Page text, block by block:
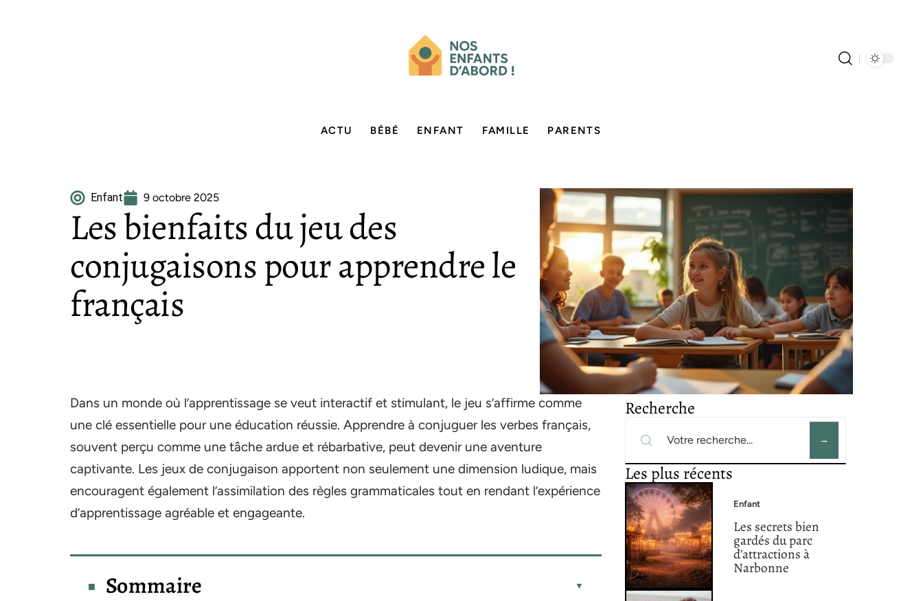
ACTU BÉBÉ ENFANT FAMILLE PARENTS
Enfant 9 octobre 2025
Les bienfaits du jeu des
conjugaisons pour apprendre le
français
Dans un monde où l’apprentissage se veut interactif et stimulant, le jeu s’affirme comme
une clé essentielle pour une éducation réussie. Apprendre à conjuguer les verbes français,
souvent perçu comme une tâche ardue et rébarbative, peut devenir une aventure
captivante. Les jeux de conjugaison apportent non seulement une dimension ludique, mais
encouragent également l’assimilation des règles grammaticales tout en rendant l’expérience
d’apprentissage agréable et engageante.
Sommaire
Recherche
Les plus récents
Enfant
Les secrets bien
gardés du parc
d’attractions à
Narbonne